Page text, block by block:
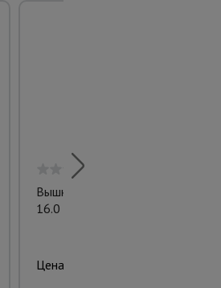
Вышка-тура ВСПT 2.0х2.0,
16.0 м
Цена: